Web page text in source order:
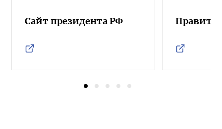
Сайт президента РФ